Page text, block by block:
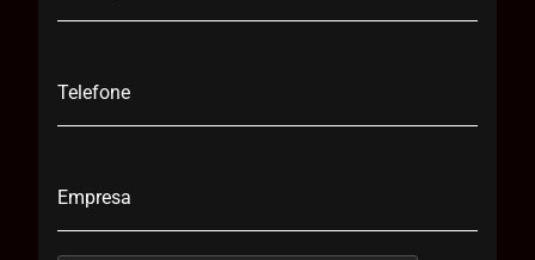
Telefone
Empresa